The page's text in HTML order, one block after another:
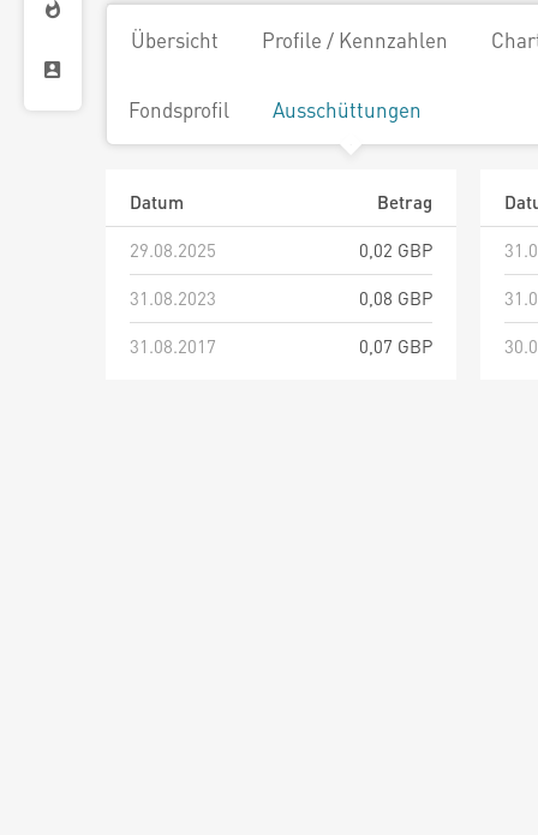
Übersicht Profile / Kennzahlen
Fondsprofil Ausschüttungen
Datum
Betrag
29.08.2025
0,02 GBP
31.08.2023
0,08 GBP
31.08.2017
0,07 GBP